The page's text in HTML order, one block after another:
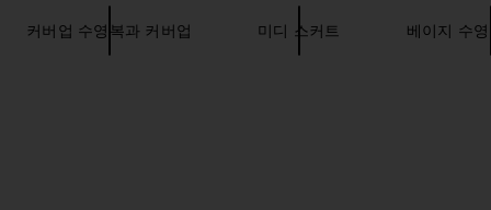
커버업 수영복과 커버업 미디 스커트 베이지 수